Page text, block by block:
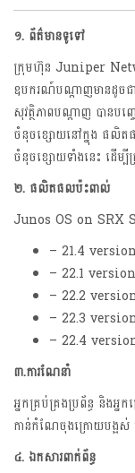
១. ព័ត៌មានទូទៅ
ក្រុមហ៊ុន Juniper
ឧបករណ៍បណ្តាញមានដូច
សុវត្ថិភាពបណ្តាញ បានបញ្
ចំនុចខ្សោយនៅក្នុង ផលិត
ចំនុចខ្សោយទាំងនេះ ដើម្
២. ផលិតផលប៉ះពាល់
Junos OS on SRX
– 21.4
– 22.1
– 22.2
– 22.3
– 22.4
៣.ការណែនាំ
អ្នកគ្រប់គ្រងប្រព័ន្ធ និងអ្
កាន់កំណែចុងក្រោយបង្អស់
៤. ឯកសារពាក់ព័ន្ធ